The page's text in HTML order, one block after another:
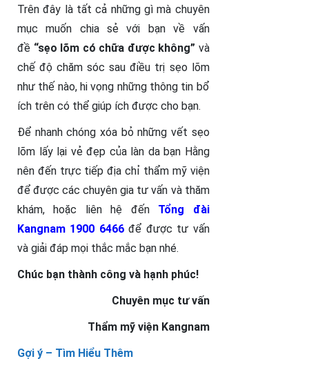
Trên đây là tất cả những gì mà chuyên
mục muốn chia sẻ với bạn về vấn
đề “sẹo lõm có chữa được không” và
chế độ chăm sóc sau điều trị sẹo lõm
như thế nào, hi vọng những thông tin bổ
ích trên có thể giúp ích được cho bạn.
Để nhanh chóng xóa bỏ những vết sẹo
lõm lấy lại vẻ đẹp của làn da bạn Hằng
nên đến trực tiếp địa chỉ thẩm mỹ viện
để được các chuyên gia tư vấn và thăm
khám, hoặc liên hệ đến Tổng đài
Kangnam 1900 6466để được tư vấn
và giải đáp mọi thắc mắc bạn nhé.
Chúc bạn thành công và hạnh phúc!
Chuyên mục tư vấn
Thẩm mỹ viện Kangnam
Gợi ý – Tìm Hiểu Thêm